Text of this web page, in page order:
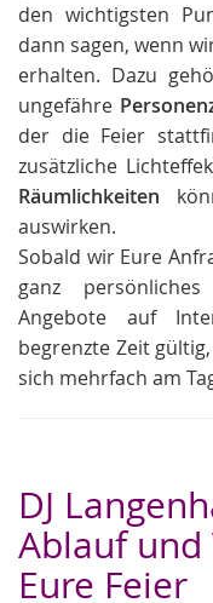
den wichtigsten
dann sagen, wenn
erhalten. Dazu
ungefähre
der die Feier
zusätzliche
Räumlichkeiten
auswirken.
Sobald wir Eure
ganz
Angebote auf
begrenzte Zeit
sich mehrfach am
DJ
Ablauf
Eure Feier